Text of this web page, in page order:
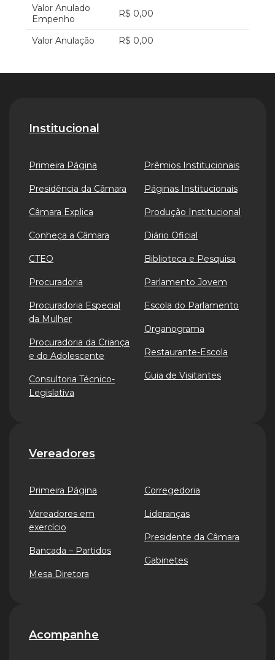
Valor Anulado
Empenho
R$ 0,00
Valor Anulação R$ 0,00
Institucional
Primeira Página
Presidência da Câmara
Câmara Explica
Conheça a Câmara
CTEO
Procuradoria
Procuradoria Especial
da Mulher
Procuradoria da Criança
e do Adolescente
Consultoria Técnico-
Legislativa
Prêmios Institucionais
Páginas Institucionais
Produção Institucional
Diário Oficial
Biblioteca e Pesquisa
Parlamento Jovem
Escola do Parlamento
Organograma
Restaurante-Escola
Guia de Visitantes
Vereadores
Primeira Página
Vereadores em
exercício
Bancada – Partidos
Mesa Diretora
Corregedoria
Lideranças
Presidente da Câmara
Gabinetes
Acompanhe